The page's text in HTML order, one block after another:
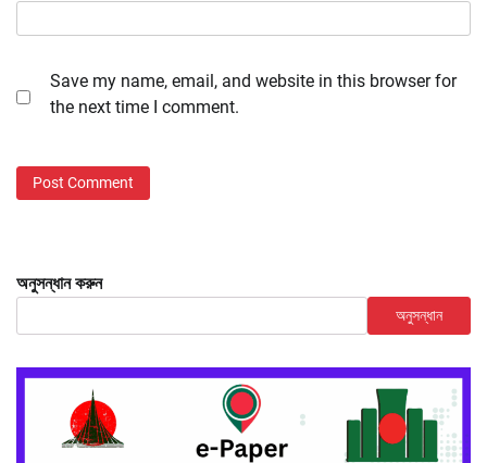
Save my name, email, and website in this browser for
the next time I comment.
অনুসন্ধান করুন
অনুসন্ধান